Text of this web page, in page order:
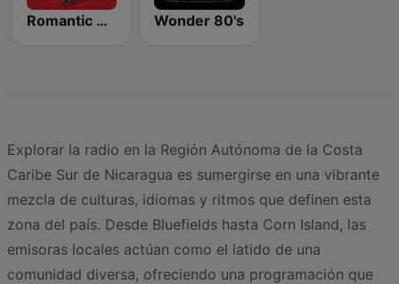
Romantic Vibes Wonder 80's
Explorar la radio en la Región Autónoma de la Costa
Caribe Sur de Nicaragua es sumergirse en una vibrante
mezcla de culturas, idiomas y ritmos que definen esta
zona del país. Desde Bluefields hasta Corn Island, las
emisoras locales actúan como el latido de una
comunidad diversa, ofreciendo una programación que